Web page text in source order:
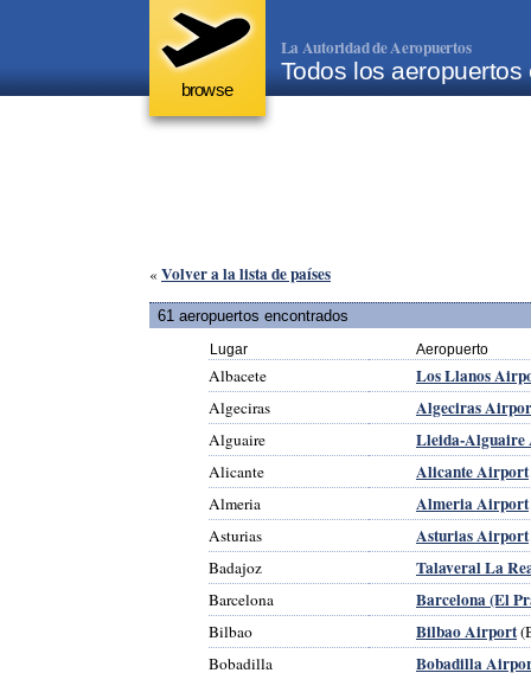
browse
La Autoridad de Aeropuertos
Todos los aeropuertos
« Volver a la lista de países
61 aeropuertos encontrados
Lugar Aeropuerto
Albacete Los Llanos
Algeciras Algeciras
Alguaire Lleida-
Alicante Alicante Airport
Almeria
Almeria Airport
Asturias
Asturias Airport
Badajoz
Talaveral La
Barcelona Barcelona (El
Bilbao Bilbao Airport
Bobadilla
Bobadilla